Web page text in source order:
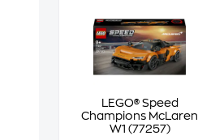
LEGO® Speed
Champions McLaren
W1 (77257)